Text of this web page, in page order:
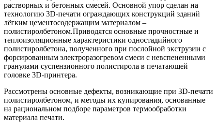
растворных и бетонных смесей. Основной упор сделан на
технологию 3D-печати ограждающих конструкций зданий
лёгким цементосодержащим материалом –
полистиролбетоном.Приводятся основные прочностные и
теплоизоляционные характеристики одностадийного
полистиролбетона, полученного при послойной экструзии с
форсированным электроразогревом смеси с невспененными
гранулами суспензионного полистирола в печатающей
головке 3D-принтера.
Рассмотрены основные дефекты, возникающие при 3D-печати
полистиролбетоном, и методы их купирования, основанные
на рациональном подборе параметров термообработки
материала печати.